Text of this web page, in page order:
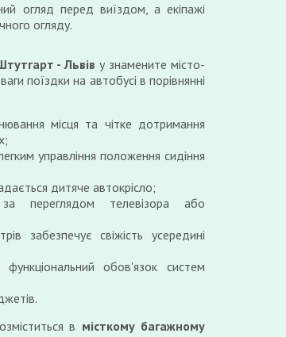
огляд перед виїздом, а екіпажі
огляду.
- Львіву знамените місто-
поїздки на автобусі в порівнянні
місця та чітке дотримання
управління положення сидіння
дитяче автокрісло;
переглядом телевізора або
забезпечує свіжість усередині
обов'язок систем
в місткому багажному